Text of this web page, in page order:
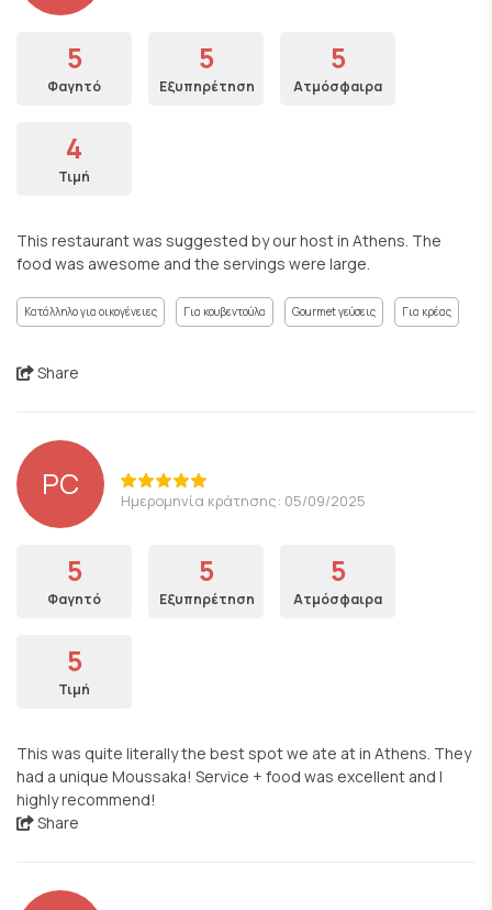
5
Φαγητό
5
Εξυπηρέτηση
5
Ατμόσφαιρα
4
Τιμή
This restaurant was suggested by our host in Athens. The
food was awesome and the servings were large.
Κατάλληλο για οικογένειες Για κουβεντούλα Gourmet γεύσεις Για κρέας
Share
PC Ημερομηνία κράτησης: 05/09/2025
5
Φαγητό
5
Εξυπηρέτηση
5
Ατμόσφαιρα
5
Τιμή
This was quite literally the best spot we ate at in Athens. They
had a unique Moussaka! Service + food was excellent and I
highly recommend!
Share